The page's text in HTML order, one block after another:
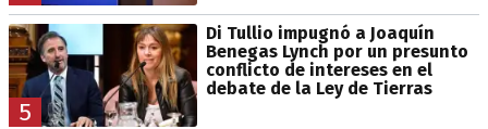
5
Di Tullio impugnó a Joaquín
Benegas Lynch por un presunto
conflicto de intereses en el
debate de la Ley de Tierras